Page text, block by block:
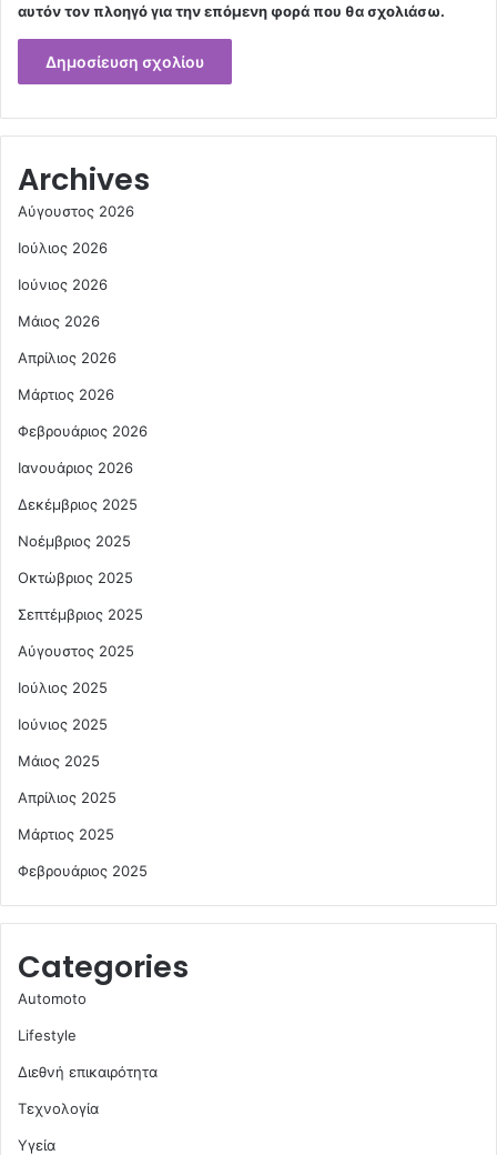
αυτόν τον πλοηγό για την επόμενη φορά που θα σχολιάσω.
Archives
Αύγουστος 2026
Ιούλιος 2026
Ιούνιος 2026
Μάιος 2026
Απρίλιος 2026
Μάρτιος 2026
Φεβρουάριος 2026
Ιανουάριος 2026
Δεκέμβριος 2025
Νοέμβριος 2025
Οκτώβριος 2025
Σεπτέμβριος 2025
Αύγουστος 2025
Ιούλιος 2025
Ιούνιος 2025
Μάιος 2025
Απρίλιος 2025
Μάρτιος 2025
Φεβρουάριος 2025
Categories
Automoto
Lifestyle
Διεθνή επικαιρότητα
Τεχνολογία
Υγεία